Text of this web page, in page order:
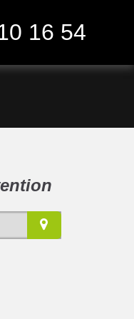
16 54